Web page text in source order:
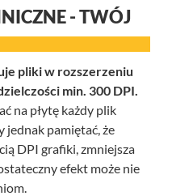
- TWÓJ
pliki w rozszerzeniu
min. 300 DPI.
na płytę każdy plik
jednak pamiętać, że
DPI grafiki, zmniejsza
efekt może nie